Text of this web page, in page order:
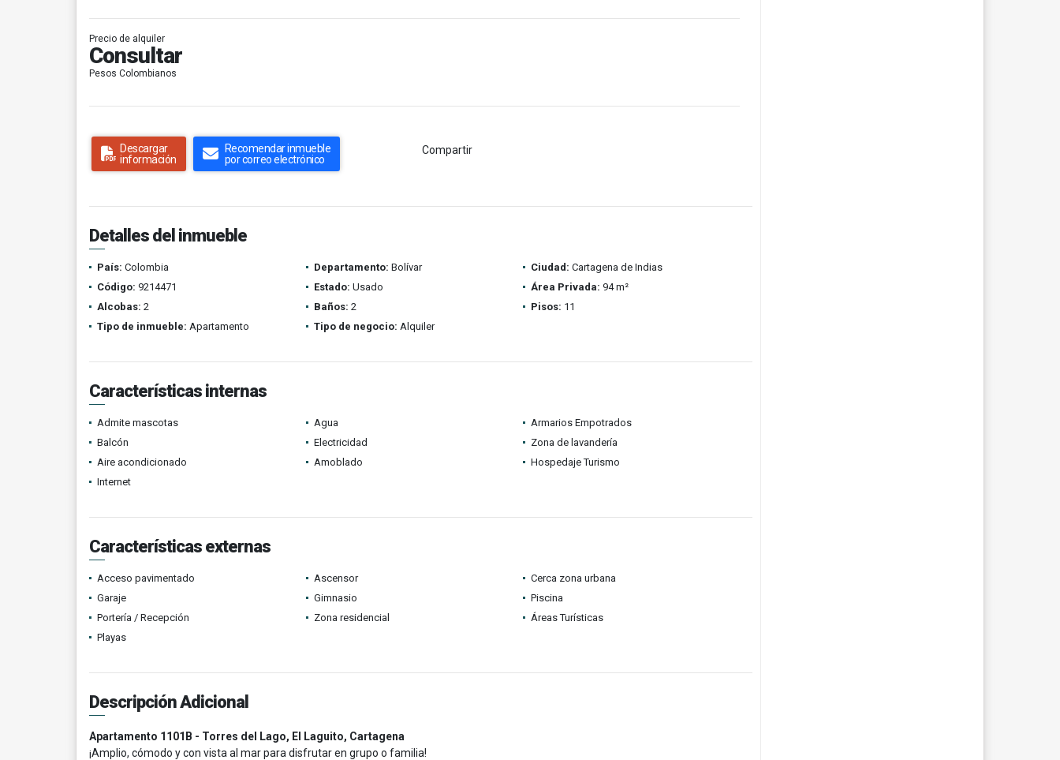
Precio de alquiler
Consultar
Pesos Colombianos
Descargar
información
Recomendar inmueble
por correo electrónico
Compartir
Detalles del inmueble
País: Colombia Departamento: Bolívar Ciudad: Cartagena de Indias
Código: 9214471 Estado: Usado Área Privada: 94 m²
Alcobas: 2 Baños: 2 Pisos: 11
Tipo de inmueble: Apartamento Tipo de negocio: Alquiler
Características internas
Admite mascotas Agua
Armarios Empotrados
Balcón
Electricidad
Zona de lavandería
Aire acondicionado
Amoblado
Hospedaje Turismo
Internet
Características externas
Acceso pavimentado Ascensor
Cerca zona urbana
Garaje
Gimnasio
Piscina
Portería / Recepción
Zona residencial
Áreas Turísticas
Playas
Descripción Adicional
Apartamento 1101B - Torres del Lago, El Laguito, Cartagena
¡Amplio, cómodo y con vista al mar para disfrutar en grupo o familia!